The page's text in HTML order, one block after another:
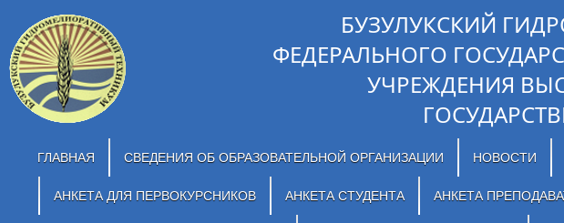
БУЗУЛУКСКИЙ
ФЕДЕРАЛЬНОГО
УЧРЕЖДЕНИЯ
ГЛАВНАЯ СВЕДЕНИЯ ОБ ОБРАЗОВАТЕЛЬНОЙ ОРГАНИЗАЦИИ НОВОСТИ
АНКЕТА ДЛЯ ПЕРВОКУРСНИКОВ АНКЕТА СТУДЕНТА АНКЕТА